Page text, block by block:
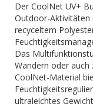
Der CoolNet UV+
Outdoor-Aktivitäten
recyceltem
Das
Wandern oder auch
CoolNet-Material
ultraleichtes